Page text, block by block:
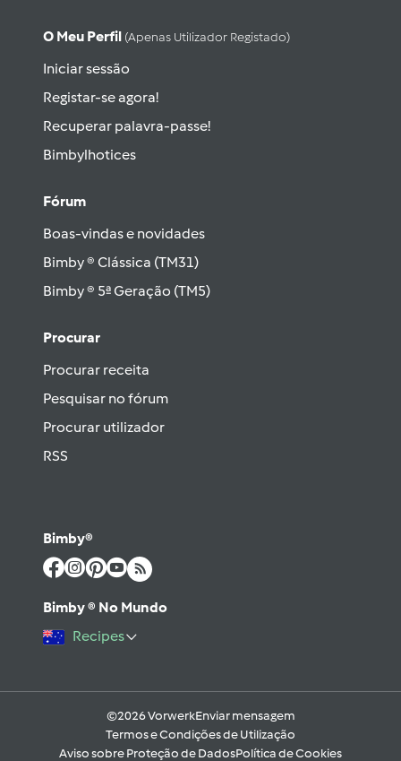
O Meu Perfil (apenas Utilizador Registado)
Iniciar sessão
Registar-se agora!
Recuperar palavra-passe!
Bimbylhotices
Fórum
Boas-vindas e novidades
Bimby ® Clássica (TM31)
Bimby ® 5ª Geração (TM5)
Procurar
Procurar receita
Pesquisar no fórum
Procurar utilizador
RSS
Bimby®
Bimby ® No Mundo
Recipes
©2026 VorwerkEnviar mensagem
Termos e Condições de Utilização
Aviso sobre Proteção de DadosPolítica de Cookies